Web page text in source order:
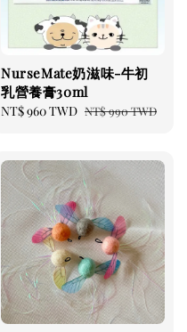
NurseMate奶滋味-牛初
乳營養膏30ml
Sale
NT$ 960 TWD Regular
NT$ 990 TWD